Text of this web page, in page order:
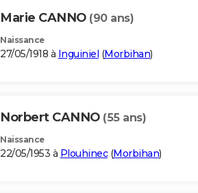
Marie CANNO (90 ans)
Naissance
27/05/1918 à Inguiniel (Morbihan)
Norbert CANNO (55 ans)
Naissance
22/05/1953 à Plouhinec(Morbihan)